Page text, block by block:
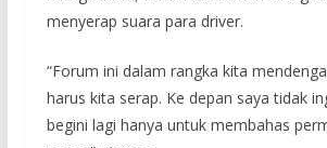
menyerap suara para driver.
“Forum ini dalam rangka kita
harus kita serap. Ke depan saya tidak
begini lagi hanya untuk membahas